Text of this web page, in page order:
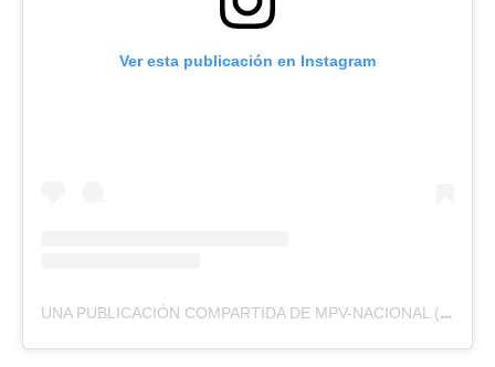
Ver esta publicación en Instagram
UNA PUBLICACIÓN COMPARTIDA DE MPV-NACIONAL (@MPV_NACIONAL)